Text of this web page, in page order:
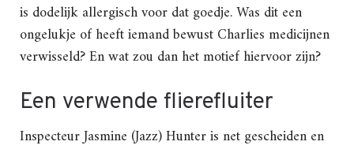
is dodelijk allergisch voor dat goedje. Was dit een
ongelukje of heeft iemand bewust Charlies medicijnen
verwisseld? En wat zou dan het motief hiervoor zijn?
Een verwende flierefluiter
Inspecteur Jasmine (Jazz) Hunter is net gescheiden en